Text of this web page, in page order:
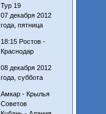
Тур 19
07 декабря 2012
года, пятница
18:15 Ростов -
Краснодар
08 декабря 2012
года, суббота
Амкар - Крылья
Советов